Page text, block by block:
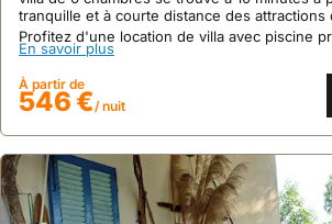
tranquille et à courte distance des attractions
Profitez d'une location de villa avec piscine
salle de sport et une capacité d'accueil de 14
En savoir plus
À partir de
546 €/ nuit